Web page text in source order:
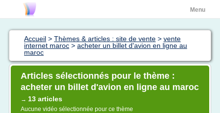
Menu
Accueil > Thèmes & articles : site de vente > vente
internet maroc > acheter un billet d'avion en ligne au
maroc
Articles sélectionnés pour le thème :
acheter un billet d'avion en ligne au maroc
→ 13 articles
Aucune vidéo sélectionnée pour ce thème